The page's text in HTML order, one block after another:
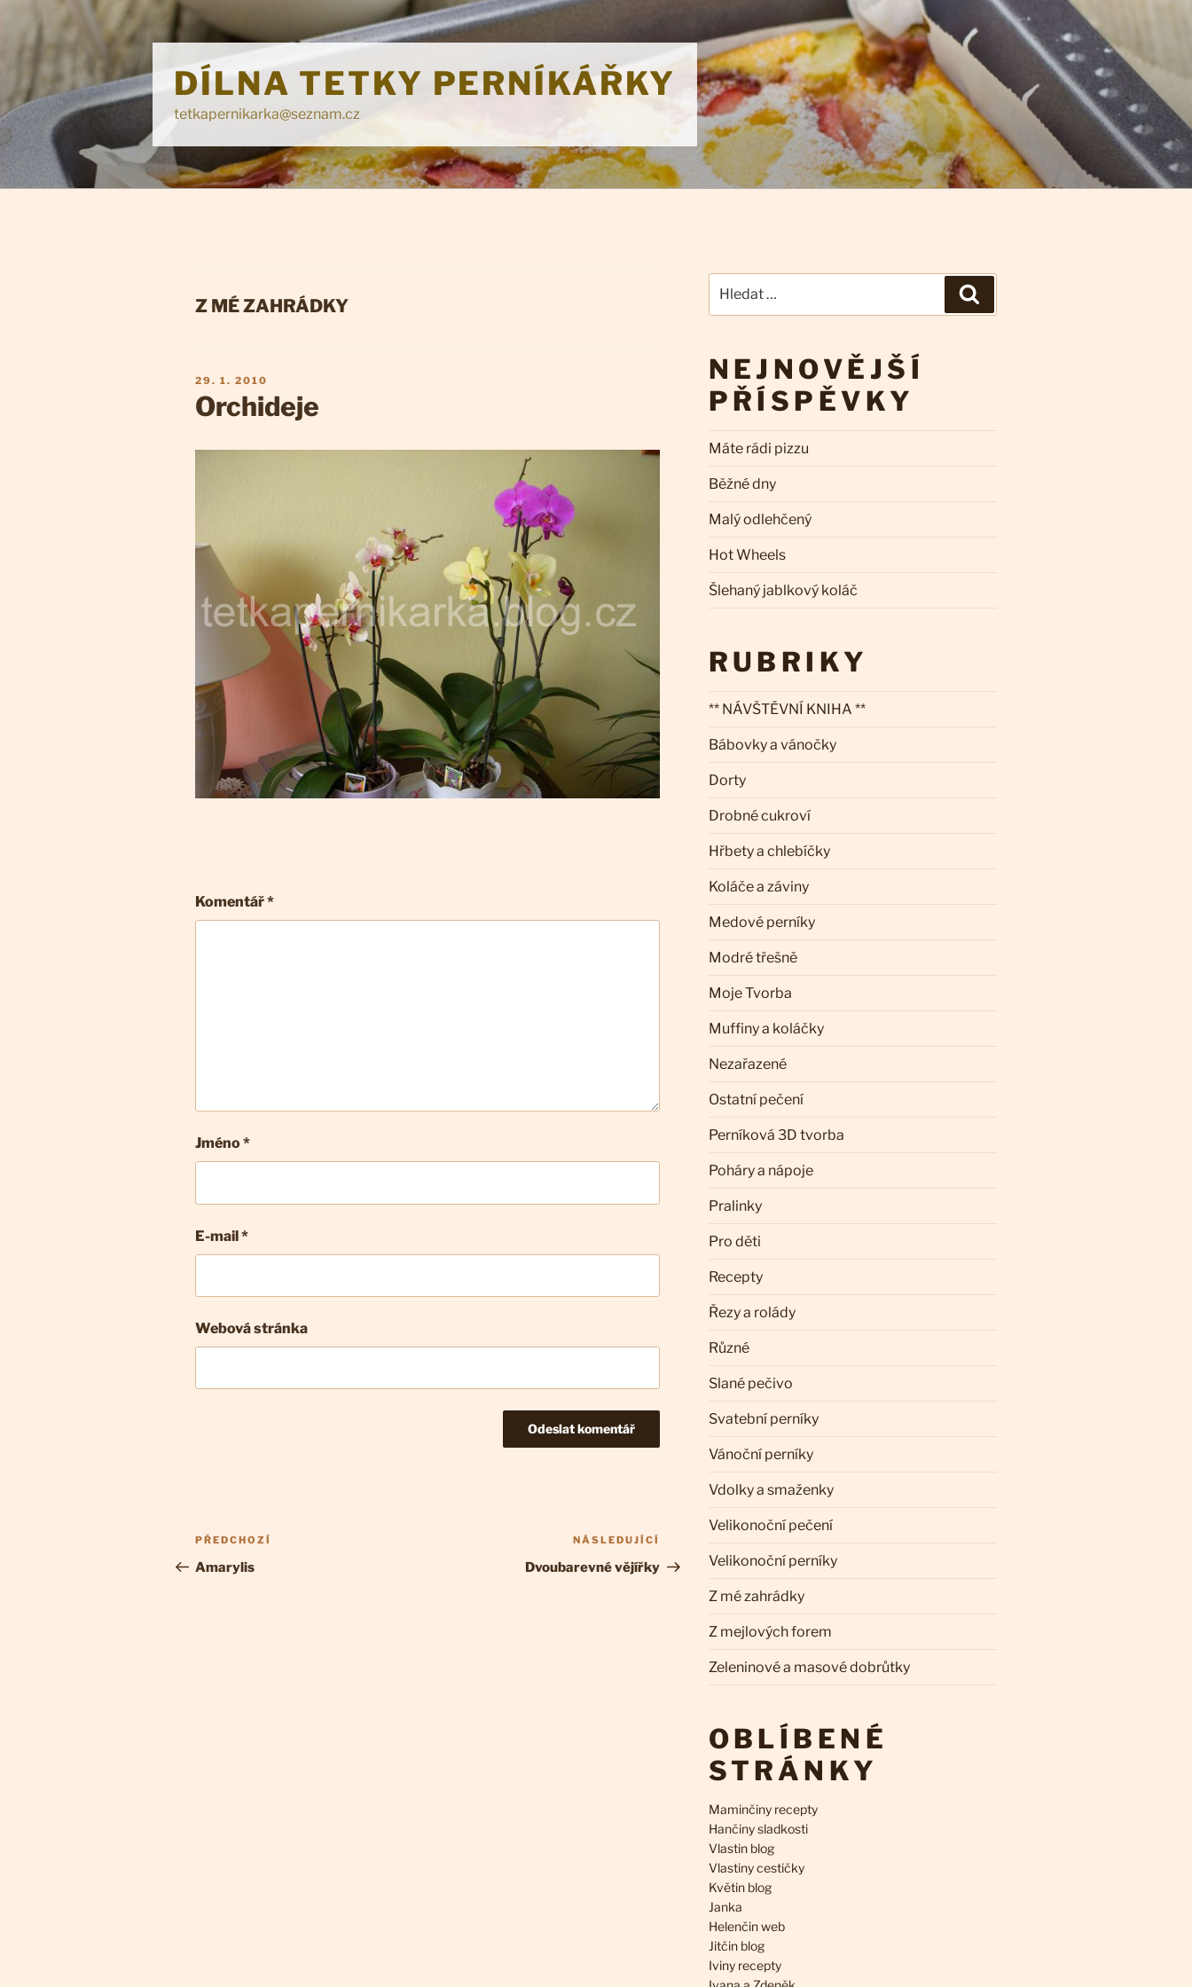
DÍLNA TETKY PERNÍKÁŘKY
tetkapernikarka@seznam.cz
RUBRIKY
Z MÉ ZAHRÁDKY
PUBLIKOVÁNO
29. 1. 2010
Orchideje
Komentář*
Jméno *
E-mail*
Webová stránka
Navigace
pro
Předchozí
příspěvek
PŘEDCHOZÍ
Amarylis
příspěvek
NÁSLEDUJÍCÍ
Dvoubarevné vějířky
NEJNOVĚJŠÍ
PŘÍSPĚVKY
Máte rádi pizzu
Běžné dny
Malý odlehčený
Hot Wheels
Šlehaný jablkový koláč
RUBRIKY
** NÁVŠTĚVNÍ KNIHA **
Bábovky a vánočky
Dorty
Drobné cukroví
Hřbety a chlebíčky
Koláče a záviny
Medové perníky
Modré třešně
Moje Tvorba
Muffiny a koláčky
Nezařazené
Ostatní pečení
Perníková 3D tvorba
Poháry a nápoje
Pralinky
Pro děti
Recepty
Řezy a rolády
Různé
Slané pečivo
Svatební perníky
Vánoční perníky
Vdolky a smaženky
Velikonoční pečení
Velikonoční perníky
Z mé zahrádky
Z mejlových forem
Zeleninové a masové dobrůtky
OBLÍBENÉ
STRÁNKY
Maminčiny recepty
Hančiny sladkosti
Vlastin blog
Vlastiny cestičky
Květin blog
Janka
Helenčin web
Jitčin blog
Iviny recepty